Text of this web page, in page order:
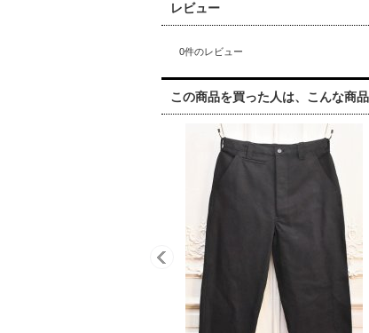
レビュー
0件のレビュー
この商品を買った人は、こんな商